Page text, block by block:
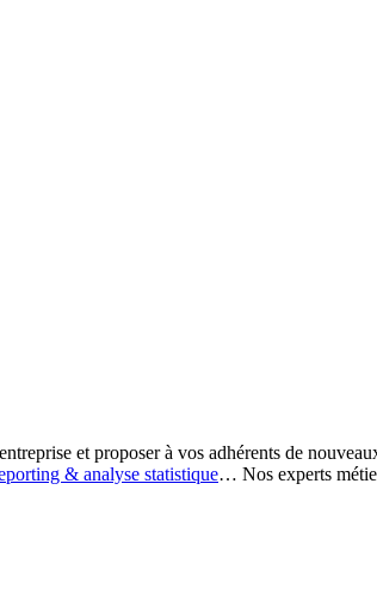
et proposer à vos adhérents de
& analyse statistique… Nos experts